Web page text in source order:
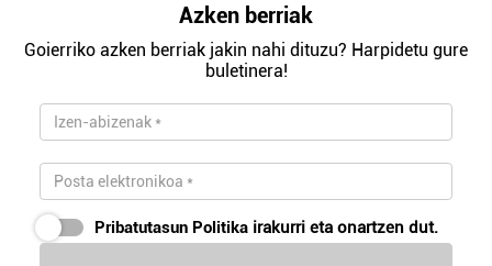
Azken berriak
Goierriko azken berriak jakin nahi dituzu? Harpidetu gure
buletinera!
Pribatutasun Politika irakurri eta onartzen dut.